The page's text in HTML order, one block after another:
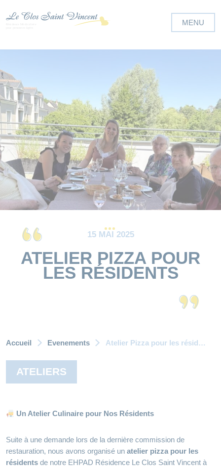
15 MAI 2025
ATELIER PIZZA POUR
LES RÉSIDENTS
Accueil Evenements Atelier Pizza pour les résidents
ATELIERS
Un Atelier Culinaire pour Nos Résidents
Suite à une demande lors de la dernière commission de
restauration, nous avons organisé un atelier pizza pour les
résidents de notre EHPAD Résidence Le Clos Saint Vincent à